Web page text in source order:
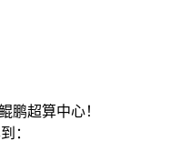
鹏超算中心！
：